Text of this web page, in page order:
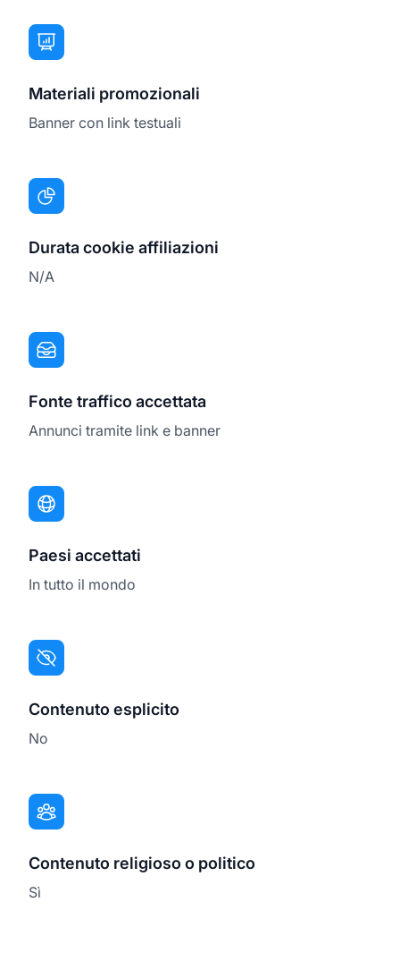
Materiali promozionali
Banner con link testuali
Durata cookie affiliazioni
N/A
Fonte traffico accettata
Annunci tramite link e banner
Paesi accettati
In tutto il mondo
Contenuto esplicito
No
Contenuto religioso o politico
Sì